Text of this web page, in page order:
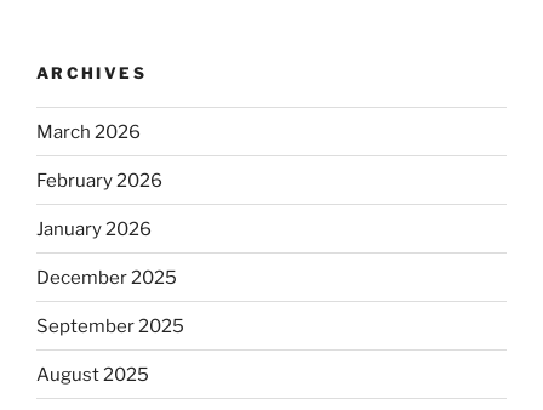
ARCHIVES
March 2026
February 2026
January 2026
December 2025
September 2025
August 2025